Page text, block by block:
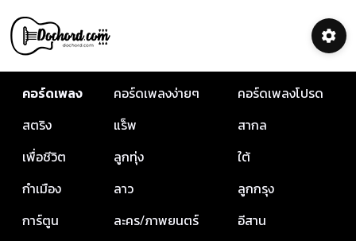
คอร์ดเพลง คอร์ดเพลงง่ายๆ
คอร์ดเพลงโปรด
สตริง
แร็พ
สากล
เพื่อชีวิต
ลูกทุ่ง
ใต้
กำเมือง
ลาว
ลูกกรุง
การ์ตูน
ละคร/ภาพยนตร์ อีสาน